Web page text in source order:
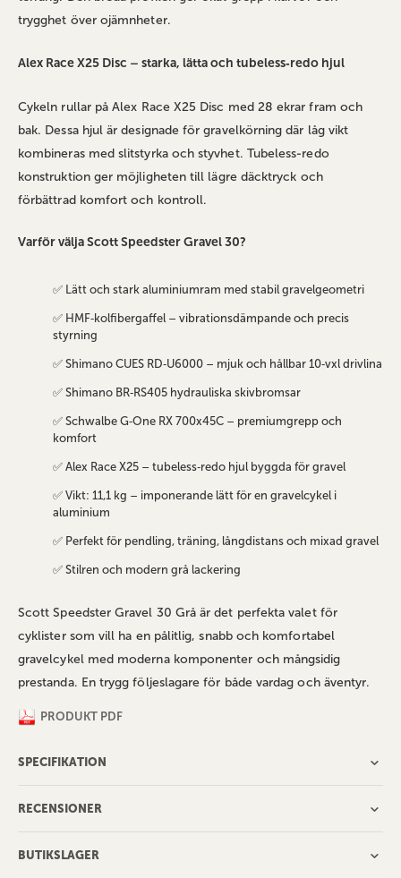
trygghet över ojämnheter.
Alex Race X25 Disc – starka, lätta och tubeless‑redo hjul
Cykeln rullar på Alex Race X25 Disc med 28 ekrar fram och
bak. Dessa hjul är designade för gravelkörning där låg vikt
kombineras med slitstyrka och styvhet. Tubeless‑redo
konstruktion ger möjligheten till lägre däcktryck och
förbättrad komfort och kontroll.
Varför välja Scott Speedster Gravel 30?
✅ Lätt och stark aluminiumram med stabil gravelgeometri
✅ HMF‑kolfibergaffel – vibrationsdämpande och precis
styrning
✅ Shimano CUES RD‑U6000 – mjuk och hållbar 10‑vxl drivlina
✅ Shimano BR‑RS405 hydrauliska skivbromsar
✅ Schwalbe G‑One RX 700x45C – premiumgrepp och
komfort
✅ Alex Race X25 – tubeless‑redo hjul byggda för gravel
✅ Vikt: 11,1 kg – imponerande lätt för en gravelcykel i
aluminium
✅ Perfekt för pendling, träning, långdistans och mixad gravel
✅ Stilren och modern grå lackering
Scott Speedster Gravel 30 Grå är det perfekta valet för
cyklister som vill ha en pålitlig, snabb och komfortabel
gravelcykel med moderna komponenter och mångsidig
prestanda. En trygg följeslagare för både vardag och äventyr.
PRODUKT PDF
SPECIFIKATION
RECENSIONER
BUTIKSLAGER